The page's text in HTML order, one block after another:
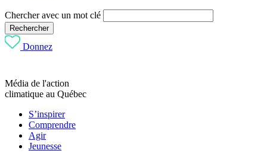
Chercher avec un mot clé
Rechercher
Donnez
Média de l'action
climatique au Québec
S’inspirer
Comprendre
Agir
Jeunesse